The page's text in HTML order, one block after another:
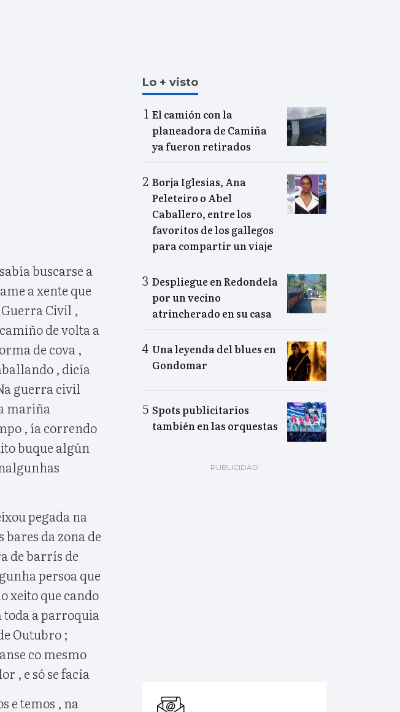
buscarse a
a xente que
Civil ,
de volta a
de cova ,
, dicía
guerra civil
mariña
, ía correndo
buque algún
pegada na
da zona de
de barrís de
persoa que
xeito que cando
toda a parroquia
Outubro ;
co mesmo
, e só se facía
e temos , na
Lo + visto
El camión con la
planeadora de Camiña
ya fueron retirados
Borja Iglesias, Ana
Peleteiro o Abel
Caballero, entre los
favoritos de los gallegos
para compartir un viaje
Despliegue en Redondela
por un vecino
atrincherado en su casa
Una leyenda del blues en
Gondomar
Spots publicitarios
también en las orquestas